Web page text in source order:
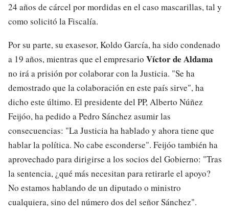
24 años de cárcel por mordidas en el caso mascarillas, tal y
como solicitó la Fiscalía.
Por su parte, su exasesor, Koldo García, ha sido condenado
a 19 años, mientras que el empresario Víctor de Aldama
no irá a prisión por colaborar con la Justicia. "Se ha
demostrado que la colaboración en este país sirve", ha
dicho este último. El presidente del PP, Alberto Núñez
Feijóo, ha pedido a Pedro Sánchez asumir las
consecuencias: "La Justicia ha hablado y ahora tiene que
hablar la política. No cabe esconderse". Feijóo también ha
aprovechado para dirigirse a los socios del Gobierno: "Tras
la sentencia, ¿qué más necesitan para retirarle el apoyo?
No estamos hablando de un diputado o ministro
cualquiera, sino del número dos del señor Sánchez".